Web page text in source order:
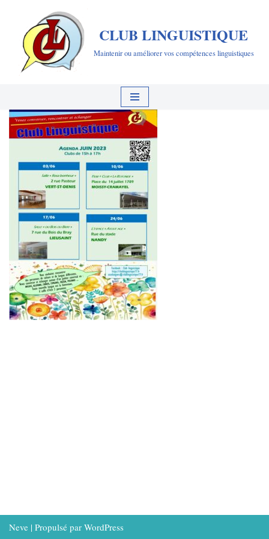
Aller
contenu
CLUB LINGUISTIQUE
Maintenir ou améliorer vos compétences linguistiques
Neve | Propulsé par WordPress